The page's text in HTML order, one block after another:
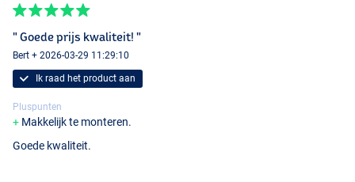
" Goede prijs kwaliteit! "
Bert + 2026-03-29 11:29:10
Ik raad het product aan
Pluspunten
Makkelijk te monteren.
Goede kwaliteit.